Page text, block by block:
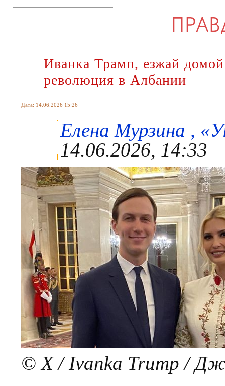
Иванка Трамп, езжай
революция в Албании
Дата: 14.06.2026 15:26
Елена Мурзина ,
14.06.2026, 14:33
© X / Ivanka Trump /